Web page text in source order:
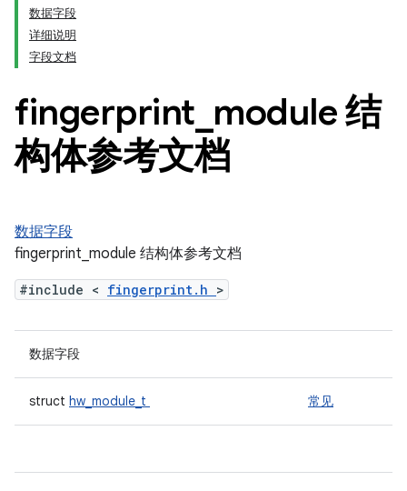
数据字段
详细说明
字段文档
fingerprint module 结
构体参考文档
数据字段
fingerprint_module 结构体参考文档
#include < fingerprint.h >
数据字段
struct hw_module_t 常见